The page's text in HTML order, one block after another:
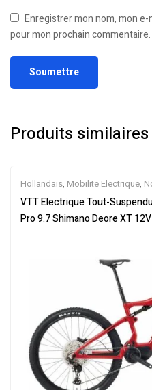
Enregistrer mon nom, mon
pour mon prochain commentaire.
Produits similaires
Hollandais, Mobilite Electrique,
Tout-Suspendus ,Vélo électrique
Électriques
VTT Electrique Tout-
Pro 9.7 Shimano Deore XT